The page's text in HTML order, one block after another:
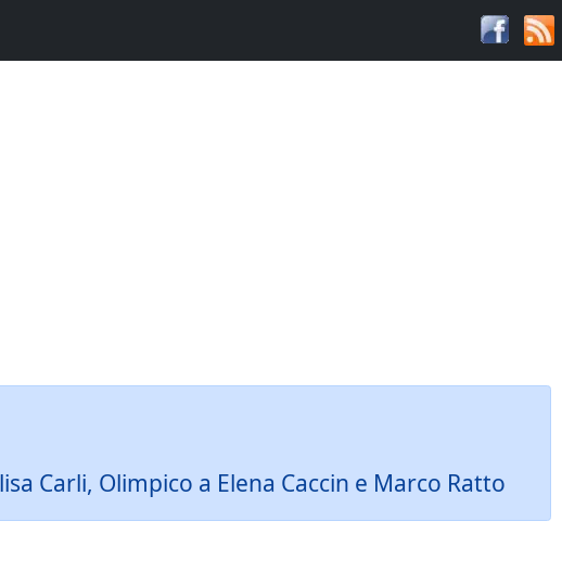
Carli, Olimpico a Elena Caccin e Marco Ratto